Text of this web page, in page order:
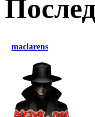
maclarens